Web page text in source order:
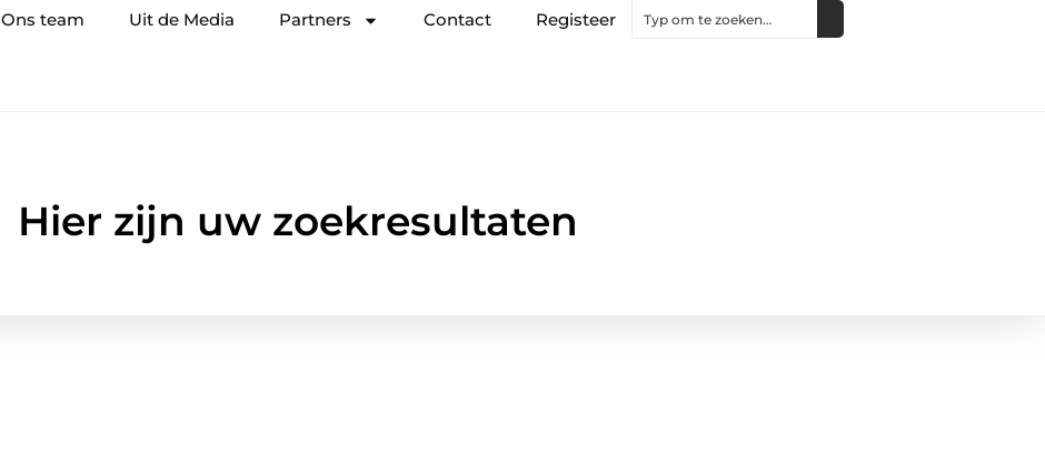
Ons team Uit de Media Partners Contact Registeer
Hier zijn uw zoekresultaten